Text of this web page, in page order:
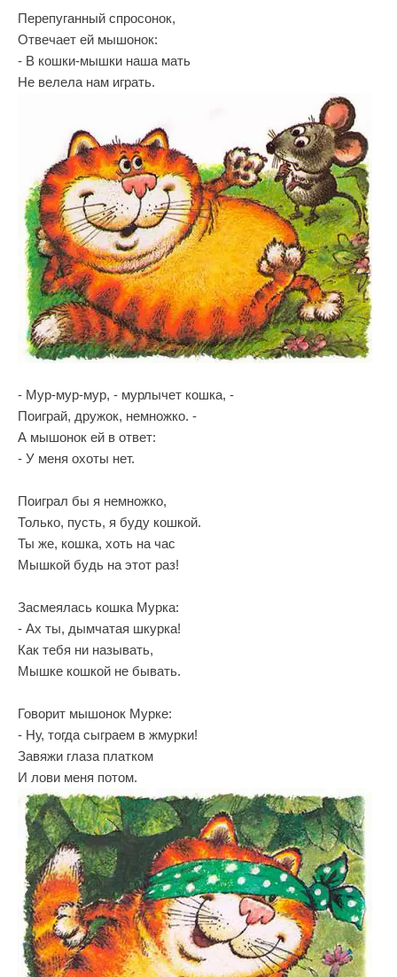
Перепуганный спросонок,
Отвечает ей мышонок:
- В кошки-мышки наша мать
Не велела нам играть.
- Мур-мур-мур, - мурлычет кошка, -
Поиграй, дружок, немножко. -
А мышонок ей в ответ:
- У меня охоты нет.
Поиграл бы я немножко,
Только, пусть, я буду кошкой.
Ты же, кошка, хоть на час
Мышкой будь на этот раз!
Засмеялась кошка Мурка:
- Ах ты, дымчатая шкурка!
Как тебя ни называть,
Мышке кошкой не бывать.
Говорит мышонок Мурке:
- Ну, тогда сыграем в жмурки!
Завяжи глаза платком
И лови меня потом.